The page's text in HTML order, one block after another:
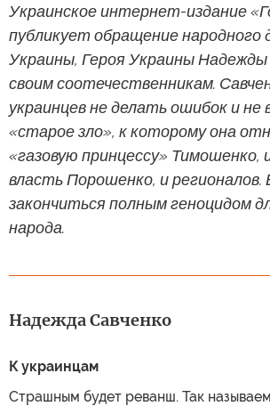
Украинское интернет-издание
публикует обращение народного
Украины, Героя Украины Надежды
своим соотечественникам.
украинцев не делать ошибок и не
«старое зло», к которому она
«газовую принцессу» Тимошенко,
власть Порошенко, и
закончиться полным геноцидом
народа.
Надежда Савченко
К украинцам
Страшным будет реванш. Так